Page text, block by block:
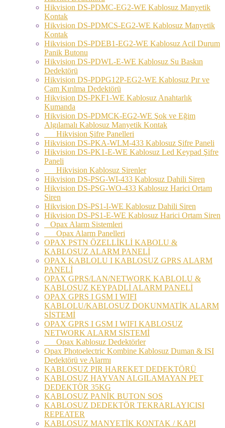
Hikvision DS-PDMC-EG2-WE Kablosuz Manyetik
Kontak
Hikvision DS-PDMCS-EG2-WE Kablosuz Manyetik
Kontak
Hikvision DS-PDEB1-EG2-WE Kablosuz Acil Durum
Panik Butonu
Hikvision DS-PDWL-E-WE Kablosuz Su Baskın
Dedektörü
Hikvision DS-PDPG12P-EG2-WE Kablosuz Pır ve
Cam Kırılma Dedektörü
Hikvision DS-PKF1-WE Kablosuz Anahtarlık
Kumanda
Hikvision DS-PDMCK-EG2-WE Şok ve Eğim
Algılamalı Kablosuz Manyetik Kontak
Hikvision Şifre Panelleri
Hikvision DS-PKA-WLM-433 Kablosuz Şifre Paneli
Hikvision DS-PK1-E-WE Kablosuz Led Keypad Şifre
Paneli
Hikvision Kablosuz Sirenler
Hikvision DS-PSG-WI-433 Kablosuz Dahili Siren
Hikvision DS-PSG-WO-433 Kablosuz Harici Ortam
Siren
Hikvision DS-PS1-I-WE Kablosuz Dahili Siren
Hikvision DS-PS1-E-WE Kablosuz Harici Ortam Siren
Opax Alarm Sistemleri
Opax Alarm Panelleri
OPAX PSTN ÖZELLİKLİ KABOLU &
KABLOSUZ ALARM PANELİ
OPAX KABLOLU I KABLOSUZ GPRS ALARM
PANELİ
OPAX GPRS/LAN/NETWORK KABLOLU &
KABLOSUZ KEYPADLİ ALARM PANELİ
OPAX GPRS I GSM I WIFI
KABLOLU/KABLOSUZ DOKUNMATİK ALARM
SİSTEMİ
OPAX GPRS I GSM I WIFI KABLOSUZ
NETWORK ALARM SİSTEMİ
Opax Kablosuz Dedektörler
Opax Photoelectric Kombine Kablosuz Duman & ISI
Dedektörü ve Alarmı
KABLOSUZ PIR HAREKET DEDEKTÖRÜ
KABLOSUZ HAYVAN ALGILAMAYAN PET
DEDEKTÖR 35KG
KABLOSUZ PANİK BUTON SOS
KABLOSUZ DEDEKTÖR TEKRARLAYICISI
REPEATER
KABLOSUZ MANYETİK KONTAK / KAPI